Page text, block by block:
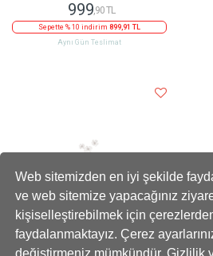
Web sitemizden en iyi şekilde
ve web sitemize yapacağınız
kişiselleştirebilmek için
faydalanmaktayız. Çerez
değiştirmeniz mümkündür. Gizlilik
999,90 TL
Sepette % 10 indirim899,91 TL
Aynı Gün Teslimat